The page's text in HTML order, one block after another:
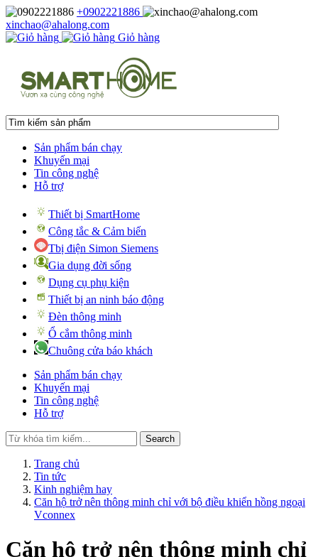
+0902221886
xinchao@ahalong.com
Giỏ hàng
Sản phẩm bán chạy
Khuyến mại
Tin công nghệ
Hỗ trợ
Thiết bị SmartHome
Công tắc & Cảm biến
Tbị điện Simon Siemens
Gia dụng đời sống
Dụng cụ phụ kiện
Thiết bị an ninh báo động
Đèn thông minh
Ổ cắm thông minh
Chuông cửa báo khách
Sản phẩm bán chạy
Khuyến mại
Tin công nghệ
Hỗ trợ
Search
Trang chủ
Tin tức
Kinh nghiệm hay
Căn hộ trở nên thông minh chỉ với bộ điều khiển hồng ngoại
Vconnex
Căn hộ trở nên thông minh chỉ